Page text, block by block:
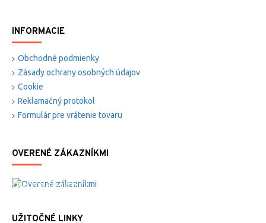
INFORMACIE
Obchodné podmienky
Zásady ochrany osobných údajov
Cookie
Reklamačný protokol
Formulár pre vrátenie tovaru
OVERENÉ ZÁKAZNÍKMI
Overené zákazníkmi
UŽITOČNÉ LINKY